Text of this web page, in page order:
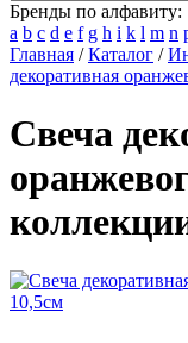
Бренды по алфавиту:
a b c d e f g h i k l m n
Главная /Каталог /
декоративная
Свеча